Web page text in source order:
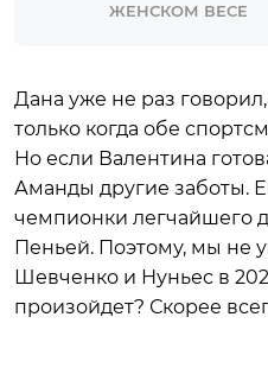
ЖЕНСКОМ ВЕСЕ
Дана уже не раз
только когда обе
Но если Валентина
Аманды другие заботы.
чемпионки легчайшего
Пеньей. Поэтому, мы не
Шевченко и Нуньес в
произойдет? Скорее